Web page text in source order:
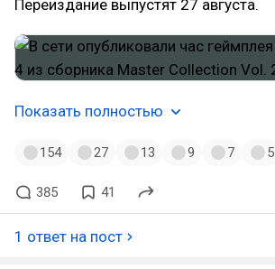
Переиздание выпустят 27 августа.
Показать полностью
154 27 13 9 7 5
385 41
1 ответ на пост